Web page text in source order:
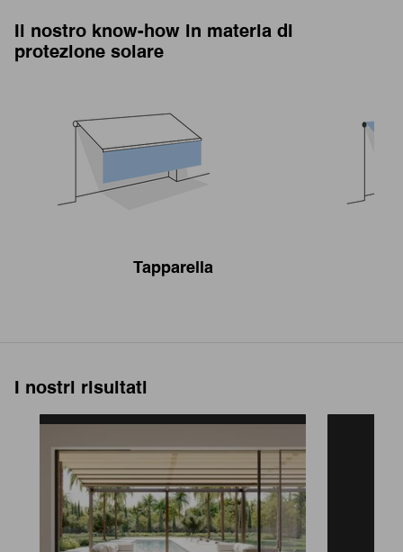
Il nostro know-how in materia di
protezione solare
Tapparella
I nostri risultati